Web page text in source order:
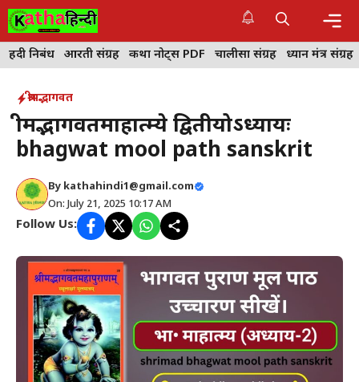
Skip
to
content
हिंदी निबंध आरती संग्रह कथा नोट्स PDF चालीसा संग्रह ध्यान मंत्र संग्रह
श्रीमद्भागवत
श्रीमद्भागवतमाहात्म्ये द्वितीयोऽध्यायः
bhagwat mool path sanskrit
By kathahindi1@gmail.com
On: July 21, 2025 10:17 AM
Follow Us: